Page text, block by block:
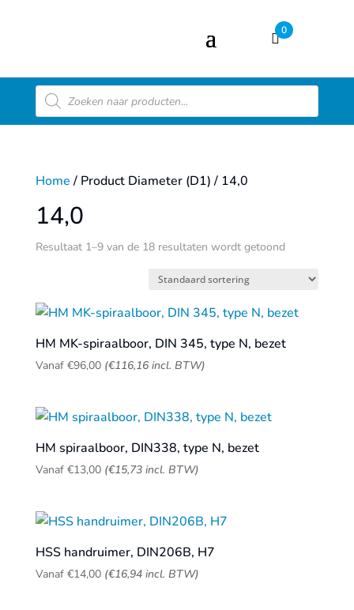
0
Producten
zoeken
Home/ Product Diameter (D1) / 14,0
14,0
Resultaat 1–9 van de 18 resultaten wordt getoond
HM MK-spiraalboor, DIN 345, type N, bezet
Vanaf €96,00 (€116,16incl. BTW)
HM spiraalboor, DIN338, type N, bezet
Vanaf €13,00 (€15,73incl. BTW)
HSS handruimer, DIN206B, H7
Vanaf €14,00 (€16,94incl. BTW)